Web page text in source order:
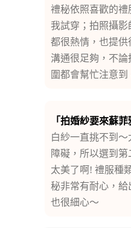
禮秘依照喜歡的
我試穿；拍照攝
都很熱情，也提
溝通很足夠，不
圍都會幫忙注意
「拍婚紗要來蘇
白紗一直挑不到
障礙，所以選到
太美了啊! 禮服種
秘非常有耐心，給
也很細心～